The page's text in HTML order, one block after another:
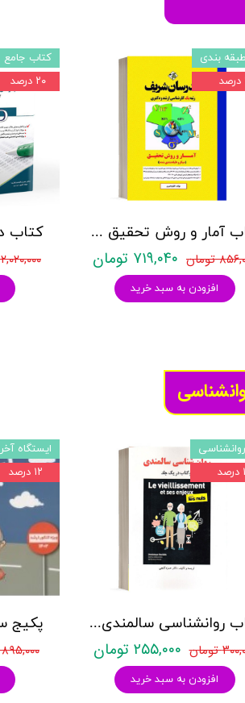
۲,۰۲۰,۰۰۰ تومان
کتاب جامع
۲۰ درصد
کتاب آمار و روش تحقیق مدرسان شریف
تومان ۷۱۹,۰۴۰ تومان
افزودن به سبد خرید
بندی
۸۹۵,۰۰۰ تومان
ایستگاه آخر
۱۲ درصد
کتاب روانشناسی سالمندی - (2 كتاب در 1 جلد) - حمزه گنجی - نشر ساوالان
تومان ۲۵۵,۰۰۰ تومان
افزودن به سبد خرید